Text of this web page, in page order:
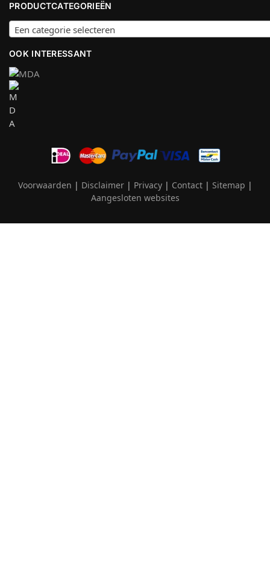
PRODUCTCATEGORIEËN
Een categorie selecteren
OOK INTERESSANT
Voorwaarden | Disclaimer| Privacy| Contact| Sitemap |
Aangesloten websites